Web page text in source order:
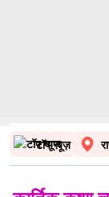
टॉप न्यूज़